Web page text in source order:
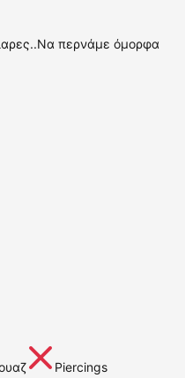
περνάμε όμορφα
Piercings